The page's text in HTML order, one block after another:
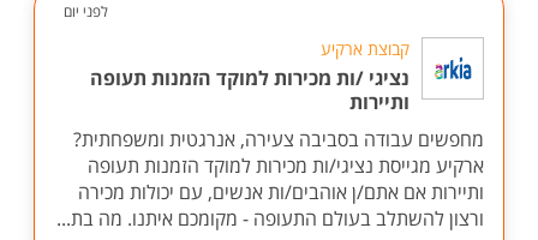
לפני יום
קבוצת ארקיע
נציגי /ות מכירות למוקד הזמנות תעופה
ותיירות
מחפשים עבודה בסביבה צעירה, אנרגטית ומשפחתית?
ארקיע מגייסת נציגי/ות מכירות למוקד הזמנות תעופה
ותיירות אם אתם/ן אוהבים/ות אנשים, עם יכולות מכירה
ורצון להשתלב בעולם התעופה - מקומכם איתנו. מה בת...